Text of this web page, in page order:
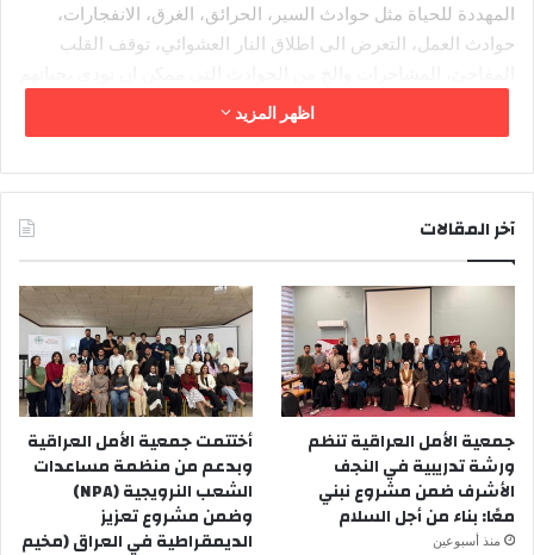
المهددة للحياة مثل حوادث السير، الحرائق، الغرق، الانفجارات،
حوادث العمل، التعرض الى اطلاق النار العشوائي، توقف القلب
ما لم يتدخل احد وبشكل عاجل لانقاذهمِ؛ لكن وفي اغلب الحالات
يحول دافع الخوف من المسؤولية القانونية والعشائرية دون ذألك،
من الاسعاف الفوري وغيرها الى مكان وقوع الحادث.
اظهر المزيد
آخر المقالات
جمعية الأمل العراقية تنظم
ورشة تدريبية في النجف
الأشرف ضمن مشروع نبني
معًا: بناء من أجل السلام
منذ أسبوعين
أختتمت جمعية الأمل العراقية
وبدعم من منظمة مساعدات
الشعب النرويجية (NPA)
وضمن مشروع تعزيز
الديمقراطية في العراق (مخيم